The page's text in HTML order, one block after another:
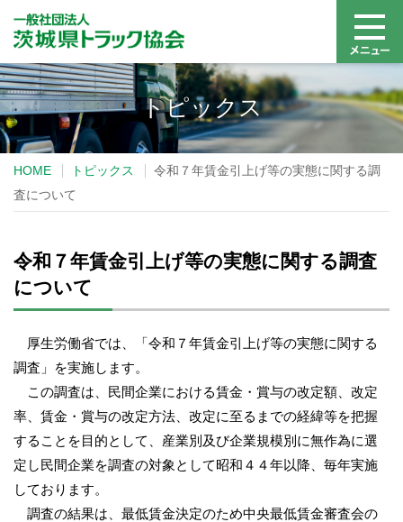
トピックス
HOME トピックス
令和７年賃金引上げ等の実態に関する調
査について
令和７年賃金引上げ等の実態に関する調査
について
厚生労働省では、「令和７年賃金引上げ等の実態に関する
調査」を実施します。
この調査は、民間企業における賃金・賞与の改定額、改定
率、賃金・賞与の改定方法、改定に至るまでの経緯等を把握
することを目的として、産業別及び企業規模別に無作為に選
定し民間企業を調査の対象として昭和４４年以降、毎年実施
しております。
調査の結果は、最低賃金決定のため中央最低賃金審査会の